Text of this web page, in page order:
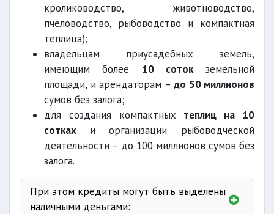
кролиководство, животноводство,
пчеловодство, рыбоводство и компактная
теплица);
владельцам приусадебных земель,
имеющим более 10 сотокземельной
площади, и арендаторам – до 50 миллионов
сумов без залога;
для создания компактных теплиц на 10
сотках и организации рыбоводческой
деятельности – до 100 миллионов сумов без
залога.
При этом кредиты могут быть выделены
наличными деньгами: